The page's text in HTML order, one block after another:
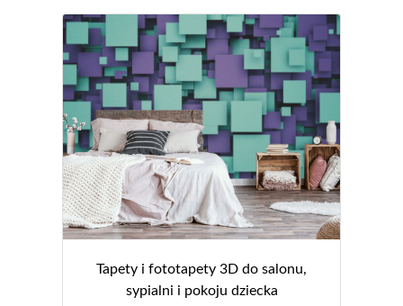
Tapety i fototapety 3D do salonu,
sypialni i pokoju dziecka